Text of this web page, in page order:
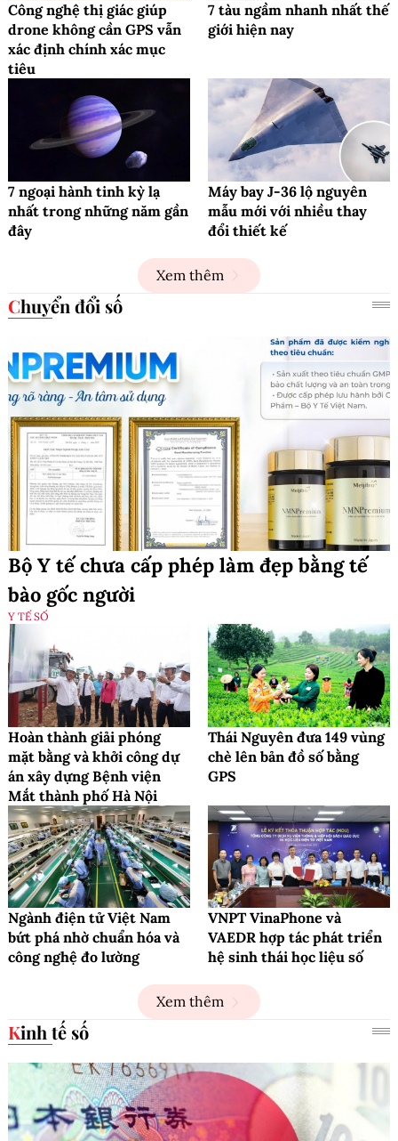
Công nghệ thị giác giúp
drone không cần GPS vẫn
xác định chính xác mục
tiêu
7 tàu ngầm nhanh nhất thế
giới hiện nay
7 ngoại hành tinh kỳ lạ
nhất trong những năm gần
đây
Máy bay J-36 lộ nguyên
mẫu mới với nhiều thay
đổi thiết kế
Xem thêm
Chuyển đổi số
Bộ Y tế chưa cấp phép làm đẹp bằng tế
bào gốc người
Y TẾ SỐ
Hoàn thành giải phóng
mặt bằng và khởi công dự
án xây dựng Bệnh viện
Mắt thành phố Hà Nội
Thái Nguyên đưa 149 vùng
chè lên bản đồ số bằng
GPS
Ngành điện tử Việt Nam
bứt phá nhờ chuẩn hóa và
công nghệ đo lường
VNPT VinaPhone và
VAEDR hợp tác phát triển
hệ sinh thái học liệu số
Xem thêm
Kinh tế số